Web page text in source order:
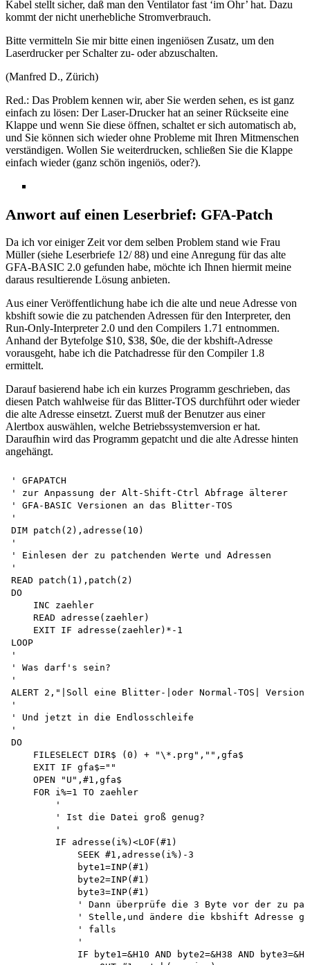
Kabel stellt sicher, daß man den Ventilator fast ‘im Ohr’ hat. Dazu
kommt der nicht unerhebliche Stromverbrauch.
Bitte vermitteln Sie mir bitte einen ingeniösen Zusatz, um den
Laserdrucker per Schalter zu- oder abzuschalten.
(Manfred D., Zürich)
Red.: Das Problem kennen wir, aber Sie werden sehen, es ist ganz
einfach zu lösen: Der Laser-Drucker hat an seiner Rückseite eine
Klappe und wenn Sie diese öffnen, schaltet er sich automatisch ab,
und Sie können sich wieder ohne Probleme mit Ihren Mitmenschen
verständigen. Wollen Sie weiterdrucken, schließen Sie die Klappe
einfach wieder (ganz schön ingeniös, oder?).
Anwort auf einen Leserbrief: GFA-Patch
Da ich vor einiger Zeit vor dem selben Problem stand wie Frau
Müller (siehe Leserbriefe 12/ 88) und eine Anregung für das alte
GFA-BASIC 2.0 gefunden habe, möchte ich Ihnen hiermit meine
daraus resultierende Lösung anbieten.
Aus einer Veröffentlichung habe ich die alte und neue Adresse von
kbshift sowie die zu patchenden Adressen für den Interpreter, den
Run-Only-Interpreter 2.0 und den Compilers 1.71 entnommen.
Anhand der Bytefolge $10, $38, $0e, die der kbshift-Adresse
vorausgeht, habe ich die Patchadresse für den Compiler 1.8
ermittelt.
Darauf basierend habe ich ein kurzes Programm geschrieben, das
diesen Patch wahlweise für das Blitter-TOS durchführt oder wieder
die alte Adresse einsetzt. Zuerst muß der Benutzer aus einer
Alertbox auswählen, welche Betriebssystemversion er hat.
Daraufhin wird das Programm gepatcht und die alte Adresse hinten
angehängt.
' GFAPATCH
' zur Anpassung der Alt-Shift-Ctrl Abfrage älterer
' GFA-BASIC Versionen an das Blitter-TOS
'
DIM patch(2),adresse(10)
'
' Einlesen der zu patchenden Werte und Adressen
'
READ patch(1),patch(2)
DO
    INC zaehler
    READ adresse(zaehler)
    EXIT IF adresse(zaehler)*-1
LOOP
'
' Was darf's sein?
'
ALERT 2,"|Soll eine Blitter-|oder Normal-TOS|
'
' Und jetzt in die Endlosschleife
'
DO
    FILESELECT DIR$ (0) + "\*.prg","",gfa$
    EXIT IF gfa$=""
    OPEN "U",#1,gfa$
    FOR i%=1 TO zaehler
        '
        ' Ist die Datei groß genug?
        '
        IF adresse(i%)<LOF(#1)
            SEEK #1,adresse(i%)-3
            byte1=INP(#1)
            byte2=INP(#1)
            byte3=INP(#1)
' Dann überprüfe die 3 Byte vor der zu
' Stelle,und ändere die kbshift Adresse
            ' falls
            '
IF byte1=&H10 AND byte2=&H38 AND